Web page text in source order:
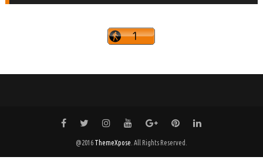
@2016 ThemeXpose . All Rights Reserved.